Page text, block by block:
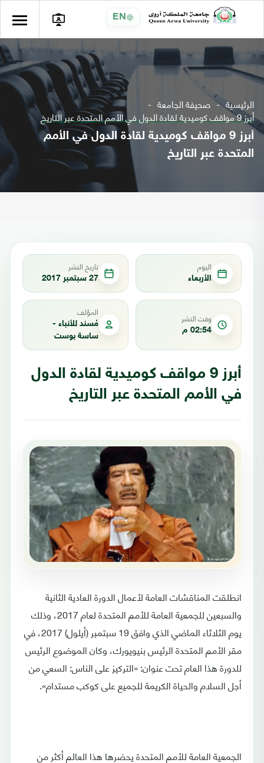
EN
الرئيسية صحيفة الجامعة
أبرز 9 مواقف كوميدية لقادة الدول في الأمم المتحدة عبر التاريخ
أبرز 9 مواقف كوميدية لقادة الدول في الأمم
المتحدة عبر التاريخ
اليوم
الأربعاء
تاريخ النشر
27 سبتمبر 2017
وقت النشر
02:54 م
المؤلف
مُسند للأنباء -
ساسة بوست
أبرز 9 مواقف كوميدية لقادة الدول
في الأمم المتحدة عبر التاريخ
انطلقت المناقشات العامة لأعمال الدورة العادية الثانية
والسبعين للجمعية العامة للأمم المتحدة لعام 2017، وذلك
يوم الثلاثاء الماضي الذي وافق 19 سبتمبر (أيلول) 2017، في
مقر الأمم المتحدة الرئيس بنيويورك، وكان الموضوع الرئيس
للدورة هذا العام تحت عنوان: «التركيز على الناس: السعي من
أجل السلام والحياة الكريمة للجميع على كوكب مستدام».
الجمعية العامة للأمم المتحدة يحضرها هذا العالم أكثر من